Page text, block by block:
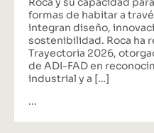
formas de habitar a
integran diseño,
sostenibilidad. Roca ha
Trayectoria 2026,
de ADI-FAD en
industrial y a […]
...